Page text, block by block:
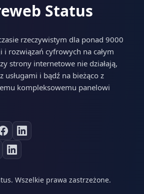
Status
rzeczywistym dla ponad 9000
i rozwiązań cyfrowych na całym
strony internetowe nie działają,
i bądź na bieżąco z
kompleksowemu panelowi
Wszelkie prawa zastrzeżone.